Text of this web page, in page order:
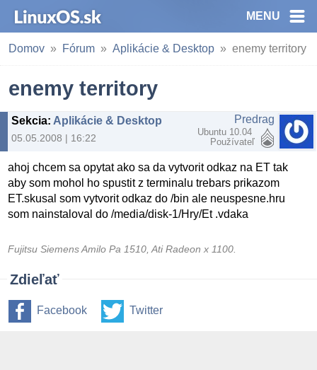
MENU
Domov Fórum Aplikácie & Desktop enemy territory
enemy territory
Sekcia: Aplikácie & Desktop
05.05.2008 | 16:22
Predrag
Ubuntu 10.04
Používateľ
ahoj chcem sa opytat ako sa da vytvorit odkaz na ET tak
aby som mohol ho spustit z terminalu trebars prikazom
ET.skusal som vytvorit odkaz do /bin ale neuspesne.hru
som nainstaloval do /media/disk-1/Hry/Et .vdaka
Fujitsu Siemens Amilo Pa 1510, Ati Radeon x 1100.
Zdieľať
Facebook Twitter